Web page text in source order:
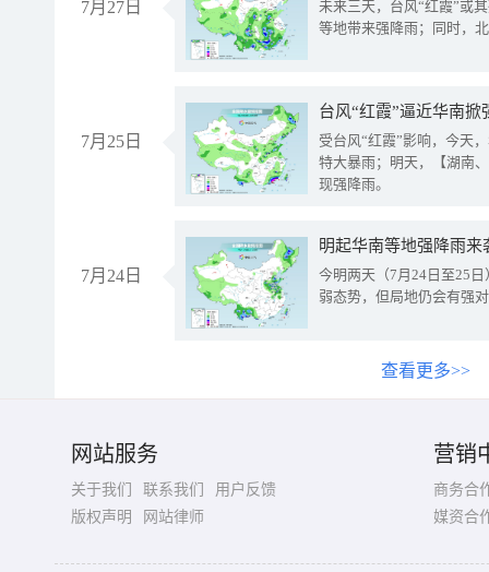
7月27日
未来三天，台风“红霞”或
等地带来强降雨；同时，
7月25日
台风“红霞”逼近华南
受台风“红霞”影响，今天
特大暴雨；明天，【湖南
现强降雨。
7月24日
明起华南等地强降雨
今明两天（7月24日至25
弱态势，但局地仍会有强
查看更多>>
网站服务
关于我们 联系我们
用户反馈
版权声明
网站律师
营销
商务合
媒资合